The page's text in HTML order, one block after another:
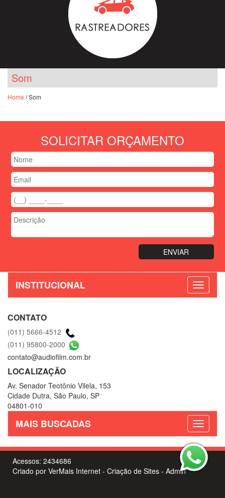
Som
Home / Som
SOLICITAR ORÇAMENTO
INSTITUCIONAL
CONTATO
(011) 5666-4512
(011) 95800-2000
contato@audiofilm.com.br
LOCALIZAÇÃO
Av. Senador Teotônio Vilela, 153
Cidade Dutra, São Paulo, SP
04801-010
MAIS BUSCADAS
Acessos: 2434686
Criado por VerMais Internet - Criação de Sites - Admin